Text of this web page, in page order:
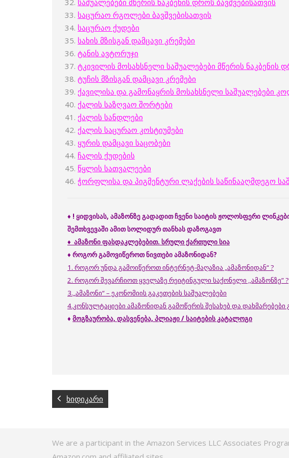
საცურაო რგოლები ბავშვებისათვის
საცურაო ქუდები
სახის მზისგან დამცავი კრემები
ტანის ავტორუჯი
ტკივილის მოსახსნელი საშუალებები მწერის ნაკბენის
ტუჩის მზისგან დამცავი კრემები
ქავილისა და გამონაყრის მოსახსნელი საშუალებები
ქალის საზღვაო შორტები
ქალის სანდლები
ქალის საცურაო კოსტიუმები
ყურის დამცავი საცობები
ჩალის ქუდების
წყლის სათვალეები
ჭორფლისა და პიგმენტური ლაქების საწინააღმდეგო
♦ ! ყიდვისას, ამაზონზე გადადით ჩვენი საიტის ჟოლოსფერი
შემთხვევაში ამით სოლიდურ თანხას დაზოგავთ
♦ ამაზონი ფასდაკლებებით. სრული ქართული სია
♦ როგორგამოვიწეროთნივთებიამაზონიდან?
1. როგორ უნდა გამოიწეროთ ინტერნეტ-მაღაზია „ამაზონიდან“ ?
2. როგორ შევარჩიოთ ყველაზე რეიტინგული საქონელი ,,ამაზონზე” ?
3.„ამაზონი“ – ეკონომიის გაკეთების საშუალებები
4.კონსულტაციები ამაზონიდან გამოწერის შესახებ და
♦ მოგზაურობა, დასვენება, პლიაჟი / საიტების კატალოგი
ხიდიკარი
We are a participant in the Amazon Services LLC Associates